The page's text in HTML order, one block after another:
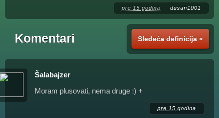
pre 15 godina dusan1001
Sledeća definicija »
Komentari
Šalabajzer
Moram plusovati, nema druge :) +
pre 15 godina